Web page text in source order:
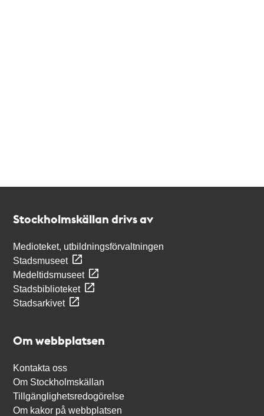
Stockholmskällan drivs av
Medioteket, utbildningsförvaltningen
Stadsmuseet
Medeltidsmuseet
Stadsbiblioteket
Stadsarkivet
Om webbplatsen
Kontakta oss
Om Stockholmskällan
Tillgänglighetsredogörelse
Om kakor på webbplatsen